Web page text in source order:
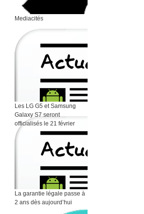
Mediacités
Les LG G5 et Samsung
Galaxy S7 seront
officialisés le 21 février
La garantie légale passe à
2 ans dès aujourd’hui